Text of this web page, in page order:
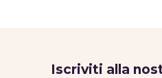
Iscriviti alla